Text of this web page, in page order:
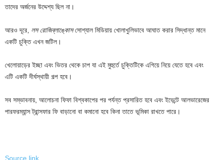
তাদের অর্জনের উদ্দেশ্য ছিল না।
আরও দূরে, লস রোজিব্লাঙ্কোসসোশ্যাল মিডিয়ায় খোলাখুলিভাবে আঘাত করার সিদ্ধান্ত মানে
একটি চুক্তি এখন জটিল।
খেলোয়াড়ের ইচ্ছা এবং ভিতর থেকে চাপ যা এই মুহুর্তে চুক্তিটিকে এগিয়ে নিয়ে যেতে হবে এবং
এটি একটি দীর্ঘস্থায়ী গল্প হবে।
সব সম্ভাবনায়, আলোচনা ফিফা বিশ্বকাপের পর পর্যন্ত প্রসারিত হবে এবং ইভেন্টে আলভারেজের
পারফরম্যান্স ট্রান্সফার ফি বাড়ানো বা কমানো হবে কিনা তাতে ভূমিকা রাখতে পারে।
Source link